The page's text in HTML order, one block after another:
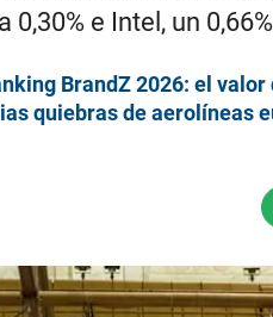
e Intel, un
BrandZ 2026: el
quiebras de